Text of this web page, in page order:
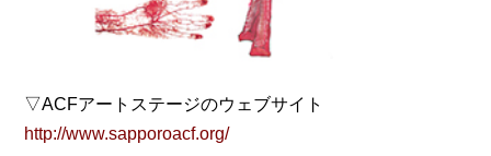
▽ACFアートステージのウェブサイト
http://www.sapporoacf.org/